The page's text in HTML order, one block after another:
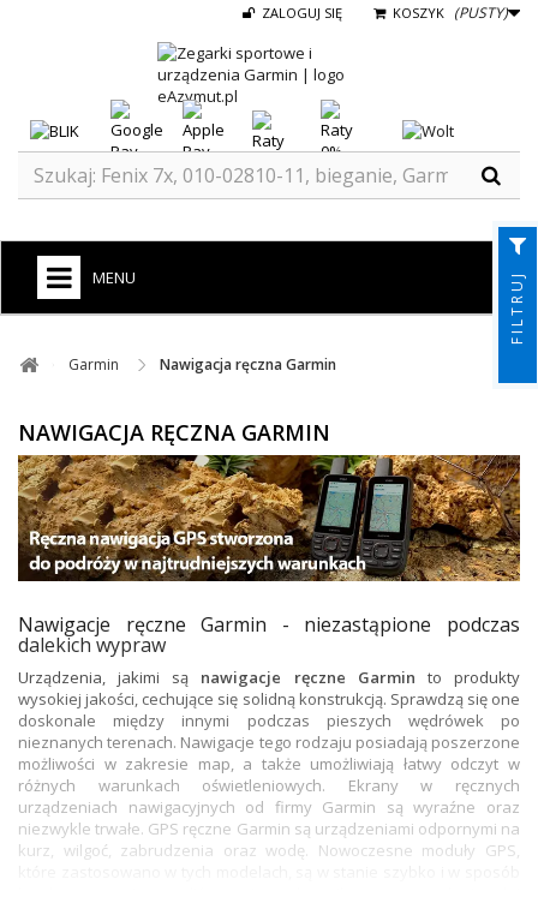
KOSZYK (PUSTY)
ZALOGUJ SIĘ
MENU
ZEGARKI DLA DZIECI GARMIN
+
TACX
ELITE
+
SUUNTO
+
POLAR
+
+
COROS
VOSTOK EUROPE ZEGARKI
VICTORINOX ZEGARKI
WENGER ZEGARKI
Garmin ​ Nawigacja ręczna Garmin
NAWIGACJA RĘCZNA GARMIN
Nawigacje ręczne Garmin - niezastąpione podczas
dalekich wypraw
Urządzenia, jakimi są nawigacje ręczne Garmin to produkty
wysokiej jakości, cechujące się solidną konstrukcją. Sprawdzą się one
doskonale między innymi podczas pieszych wędrówek po
nieznanych terenach. Nawigacje tego rodzaju posiadają poszerzone
możliwości w zakresie map, a także umożliwiają łatwy odczyt w
różnych warunkach oświetleniowych. Ekrany w ręcznych
urządzeniach nawigacyjnych od firmy Garmin są wyraźne oraz
niezwykle trwałe. GPS ręczne Garmin są urządzeniami odpornymi na
kurz, wilgoć, zabrudzenia oraz wodę. Nowoczesne moduły GPS,
FILTRUJ